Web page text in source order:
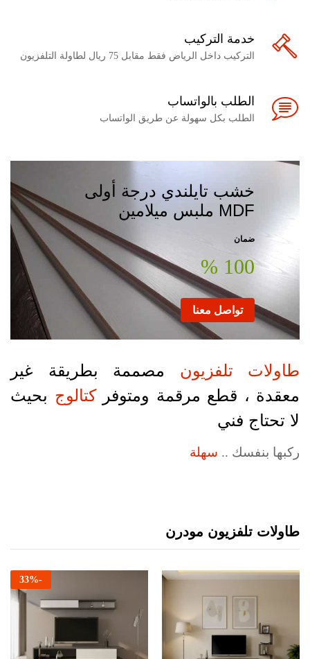
خدمة التركيب
التركيب داخل الرياض فقط مقابل 75 ريال لطاولة التلفزيون
الطلب بالواتساب
الطلب بكل سهولة عن طريق الواتساب
خشب تايلندي درجة أولى
MDF ملبس ميلامين
ضمان
100 %
تواصل معنا
طاولات تلفزيون مصممة بطريقة غير
معقدة ، قطع مرقمة ومتوفركتالوج بحيث
لا تحتاج فني
ركبها بنفسك .. سهلة
طاولات تلفزيون مودرن
-
33%